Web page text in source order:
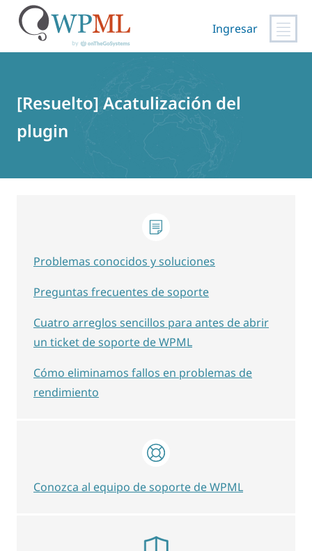
Ingresar
[Resuelto] Acatulización del
plugin
Problemas conocidos y soluciones
Preguntas frecuentes de soporte
Cuatro arreglos sencillos para antes de abrir
un ticket de soporte de WPML
Cómo eliminamos fallos en problemas de
rendimiento
Conozca al equipo de soporte de WPML